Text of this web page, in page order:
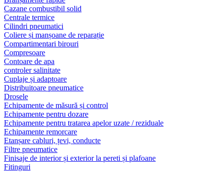
Cazane combustibil solid
Centrale termice
Cilindri pneumatici
Coliere și manșoane de reparație
Compartimentari birouri
Compresoare
Contoare de apa
controler salinitate
Cuplaje și adaptoare
Distribuitoare pneumatice
Drosele
Echipamente de măsură și control
Echipamente pentru dozare
Echipamente pentru tratarea apelor uzate / reziduale
Echipamente remorcare
Etanșare cabluri, țevi, conducte
Filtre pneumatice
Finisaje de interior și exterior la pereti și plafoane
Fitinguri